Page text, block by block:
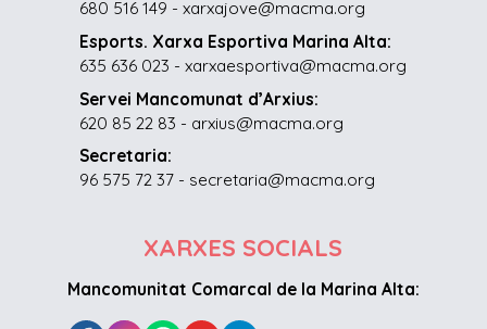
680 516 149 - xarxajove@macma.org
Esports. Xarxa Esportiva Marina Alta:
635 636 023 - xarxaesportiva@macma.org
Servei Mancomunat d’Arxius:
620 85 22 83 - arxius@macma.org
Secretaria:
96 575 72 37 - secretaria@macma.org
XARXES SOCIALS
Mancomunitat Comarcal de la Marina Alta: